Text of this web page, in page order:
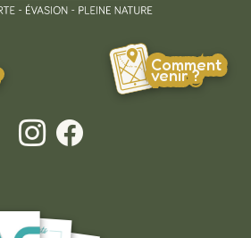
Comment
venir ?